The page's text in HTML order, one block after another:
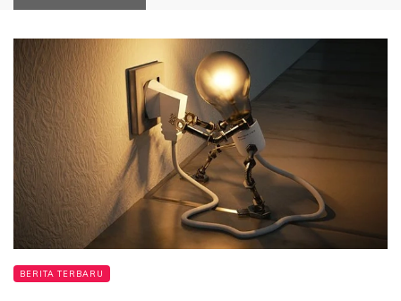
BERITA TERBARU